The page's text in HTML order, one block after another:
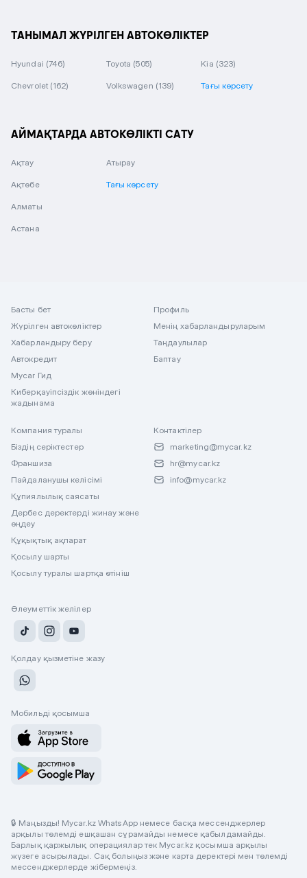
ТАНЫМАЛ ЖҮРІЛГЕН АВТОКӨЛІКТЕР
Hyundai (746) Toyota (505) Kia (323)
Chevrolet (162) Volkswagen (139) Тағы көрсету
АЙМАҚТАРДА АВТОКӨЛІКТІ САТУ
Ақтау
Ақтөбе
Алматы
Астана
Атырау
Тағы көрсету
Басты бет
Жүрілген автокөліктер
Хабарландыру беру
Автокредит
Mycar Гид
Киберқауіпсіздік жөніндегі
жадынама
Профиль
Менің хабарландыруларым
Таңдаулылар
Баптау
Компания туралы
Біздің серіктестер
Франшиза
Пайдаланушы келісімі
Құпиялылық саясаты
Дербес деректерді жинау және
өңдеу
Құқықтық ақпарат
Қосылу шарты
Қосылу туралы шартқа өтініш
Контактілер
marketing@mycar.kz
hr@mycar.kz
info@mycar.kz
Әлеуметтік желілер
Қолдау қызметіне жазу
Мобильді қосымша
🔒 Маңызды! Mycar.kz WhatsApp немесе басқа мессенджерлер
арқылы төлемді ешқашан сұрамайды немесе қабылдамайды.
Барлық қаржылық операциялар тек Mycar.kz қосымша арқылы
жүзеге асырылады. Сақ болыңыз және карта деректері мен төлемді
мессенджерлерде жібермеңіз.